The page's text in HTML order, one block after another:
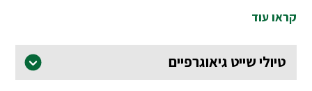
קראו עוד
טיולי שייט גיאוגרפיים